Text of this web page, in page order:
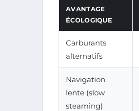
AVANTAGE
ÉCOLOGIQUE
Carburants
alternatifs
Navigation
lente (slow
steaming)